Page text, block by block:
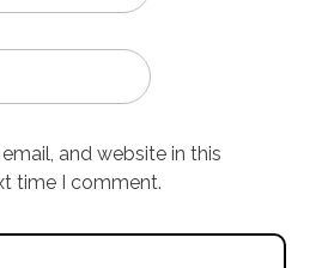
and website in this
time I comment.